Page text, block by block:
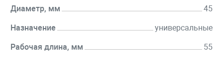
Диаметр, мм 45
Назначение универсальные
Рабочая длина, мм 55